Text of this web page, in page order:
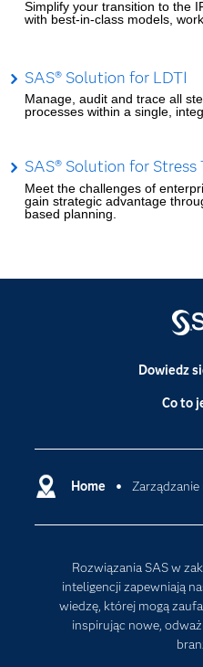
Simplify your transition to the
with best-in-class models,
SAS® Solution for LDTI
Manage, audit and trace all
processes within a single,
SAS® Solution for Stress
Meet the challenges of
gain strategic advantage
based planning.
Home
Rozwiązania SAS w
inteligencji zapewniają
wiedzę, której mogą
inspirując nowe,
Dowiedz
Co to
Data